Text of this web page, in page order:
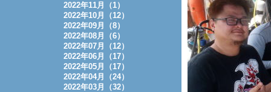
2022年11月（1）
2022年10月（12）
2022年09月（8）
2022年08月（6）
2022年07月（12）
2022年06月（17）
2022年05月（17）
2022年04月（24）
2022年03月（32）